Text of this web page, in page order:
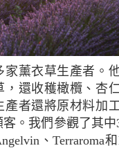
，還收穫橄欖、杏
產者還將原材料加
。我們參觀了其
、Terraroma